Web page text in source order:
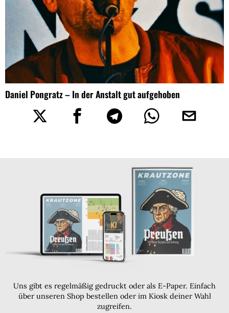
Daniel Pongratz – In der Anstalt gut aufgehoben
Uns gibt es regelmäßig gedruckt oder als E-Paper. Einfach
über unseren Shop bestellen oder im Kiosk deiner Wahl
zugreifen.